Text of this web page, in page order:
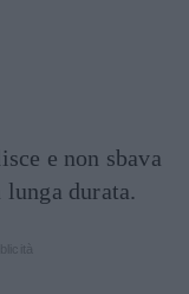
e non sbava
durata.